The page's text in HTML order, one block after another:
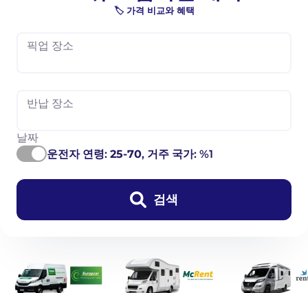
🏷️ 가격 비교와 혜택
픽업 장소
반납 장소
날짜
운전자 연령: 25-70, 거주 국가: %1
검색